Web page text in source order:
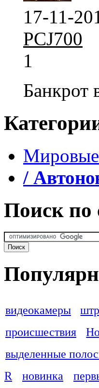
17-11-
PCJ700
1
Банкрот
Мировые
/
Поиск по
видеокамеры
происшествия
выделенные
R
новинка